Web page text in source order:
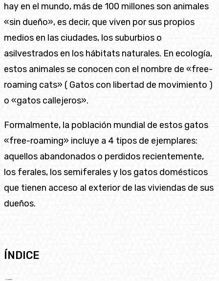
hay en el mundo, más de 100 millones son animales
«sin dueño», es decir, que viven por sus propios
medios en las ciudades, los suburbios o
asilvestrados en los hábitats naturales. En ecología,
estos animales se conocen con el nombre de «free-
roaming cats» ( Gatos con libertad de movimiento )
o «gatos callejeros».
Formalmente, la población mundial de estos gatos
«free-roaming» incluye a 4 tipos de ejemplares:
aquellos abandonados o perdidos recientemente,
los ferales, los semiferales y los gatos domésticos
que tienen acceso al exterior de las viviendas de sus
dueños.
ÍNDICE